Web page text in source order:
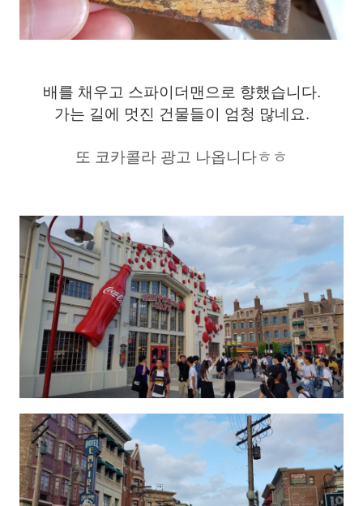
배를 채우고 스파이더맨으로 향했습니다.
가는 길에 멋진 건물들이 엄청 많네요.
또 코카콜라 광고 나옵니다ㅎㅎ